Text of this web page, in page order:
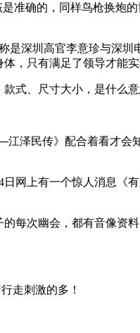
准确的，同样鸟枪换炮
是深圳高官李意珍与深圳
，只有满足了领导才能实
款式、尺寸大小，是什么意
泽民传》配合着看才会
网上有一个惊人消息《
每次幽会，都有音像资
走刺激的多！